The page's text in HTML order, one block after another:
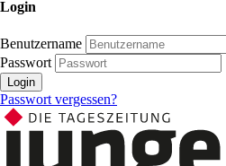
Login
Benutzername
Passwort
Login
Passwort vergessen?